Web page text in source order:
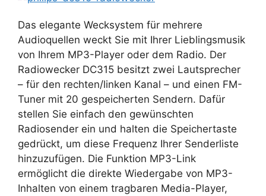
Das elegante Wecksystem für mehrere
Audioquellen weckt Sie mit Ihrer Lieblingsmusik
von Ihrem MP3-Player oder dem Radio. Der
Radiowecker DC315 besitzt zwei Lautsprecher
– für den rechten/linken Kanal – und einen FM-
Tuner mit 20 gespeicherten Sendern. Dafür
stellen Sie einfach den gewünschten
Radiosender ein und halten die Speichertaste
gedrückt, um diese Frequenz Ihrer Senderliste
hinzuzufügen. Die Funktion MP3-Link
ermöglicht die direkte Wiedergabe von MP3-
Inhalten von einem tragbaren Media-Player,